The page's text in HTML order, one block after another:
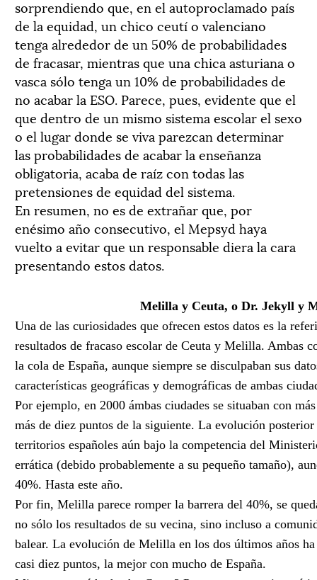
sorprendiendo que, en el autoproclamado país
de la equidad, un chico ceutí o valenciano
tenga alrededor de un 50% de probabilidades
de fracasar, mientras que una chica asturiana o
vasca sólo tenga un 10% de probabilidades de
no acabar la ESO. Parece, pues, evidente que el
que dentro de un mismo sistema escolar el sexo
o el lugar donde se viva parezcan determinar
las probabilidades de acabar la enseñanza
obligatoria, acaba de raíz con todas las
pretensiones de equidad del sistema.
En resumen, no es de extrañar que, por
enésimo año consecutivo, el Mepsyd haya
vuelto a evitar que un responsable diera la cara
presentando estos datos.
Melilla y Ceuta, o Dr. Jekyll y
Una de las curiosidades que ofrecen estos datos es la
resultados de fracaso escolar de Ceuta y Melilla. Ambas
la cola de España, aunque siempre se disculpaban sus
características geográficas y demográficas de ambas
Por ejemplo, en 2000 ámbas ciudades se situaban con
más de diez puntos de la siguiente. La evolución
territorios españoles aún bajo la competencia del
errática (debido probablemente a su pequeño tamaño),
40%. Hasta este año.
Por fin, Melilla parece romper la barrera del 40%, se
no sólo los resultados de su vecina, sino incluso a
balear. La evolución de Melilla en los dos últimos años
casi diez puntos, la mejor con mucho de España.